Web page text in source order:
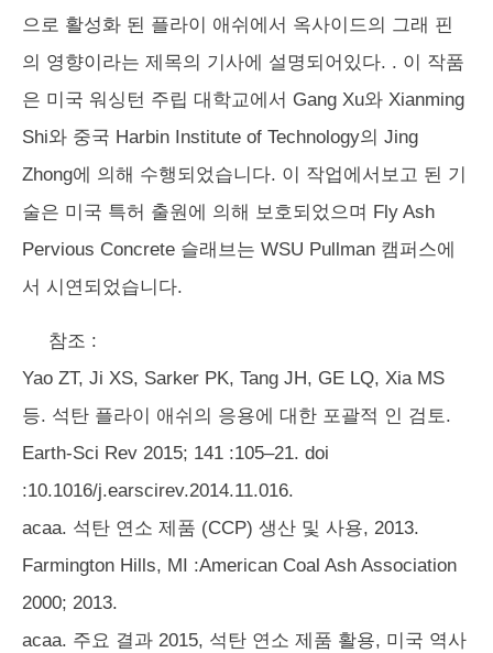
으로 활성화 된 플라이 애쉬에서 옥사이드의 그래 핀
의 영향이라는 제목의 기사에 설명되어있다. . 이 작품
은 미국 워싱턴 주립 대학교에서 Gang Xu와 Xianming
Shi와 중국 Harbin Institute of Technology의 Jing
Zhong에 의해 수행되었습니다. 이 작업에서보고 된 기
술은 미국 특허 출원에 의해 보호되었으며 Fly Ash
Pervious Concrete 슬래브는 WSU Pullman 캠퍼스에
서 시연되었습니다.
참조 :
Yao ZT, Ji XS, Sarker PK, Tang JH, GE LQ, Xia MS
등. 석탄 플라이 애쉬의 응용에 대한 포괄적 인 검토.
Earth-Sci Rev 2015; 141 :105–21. doi
:10.1016/j.earscirev.2014.11.016.
acaa. 석탄 연소 제품 (CCP) 생산 및 사용, 2013.
Farmington Hills, MI :American Coal Ash Association
2000; 2013.
acaa. 주요 결과 2015, 석탄 연소 제품 활용, 미국 역사